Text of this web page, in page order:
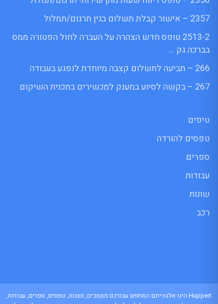
2357 – אישור קבלת תשלום בגין תרגום/תמלול
2513-2 טופס חדש הצהרה על העברה לחול הפטורה ממס
בברכה גק …
266 – תביעה לתשלום קצבה מיוחדת לנפגע בעבודה
267 – בקשה לסיוע במענק למכשירים בתכנית השיקום
טיפים
טפסים להורדה
ספרים
עבודות
שונות
רכב
Huppert הינו אלגוריתם המחפש עבורכם מסמכים, מצגות, טפסים, ספרים, עבודות,